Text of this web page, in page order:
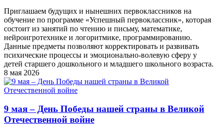
Приглашаем будущих и нынешних первоклассников на
обучение по программе «Успешный первоклассник», которая
состоит из занятий по чтению и письму, математике,
нейроигротехнике и логоритмике, программированию.
Данные предметы позволяют корректировать и развивать
психические процессы и эмоционально-волевую сферу у
детей старшего дошкольного и младшего школьного возраста.
8 мая 2026
9 мая – День Победы нашей страны в Великой
Отечественной войне